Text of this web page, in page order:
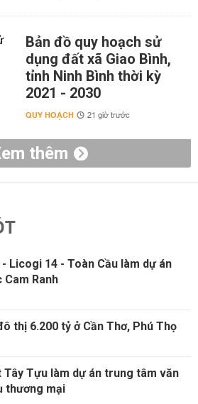
Bản đồ quy hoạch sử
dụng đất xã Giao Bình,
tỉnh Ninh Bình thời kỳ
2021 - 2030
QUY HOẠCH 21 giờ trước
thêm
Licogi 14 - Toàn Cầu làm dự án
Cam Ranh
thị 6.200 tỷ ở Cần Thơ, Phú Thọ
Tây Tựu làm dự án trung tâm văn
thương mại